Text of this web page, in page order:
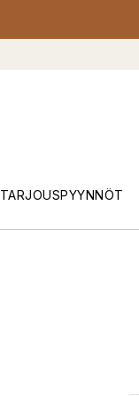
TARJOUSPYYNNÖT